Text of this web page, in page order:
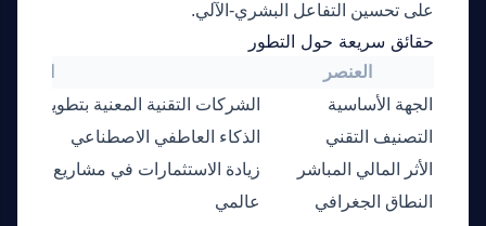
على تحسين التفاعل البشري-الآلي.
حقائق سريعة حول التطور
العنصر
الجهة الأساسية
الشركات التقنية المعنية بتطوير
التصنيف التقني
الذكاء العاطفي الاصطناعي
الأثر المالي المباشر
زيادة الاستثمارات في مشاريع تحسين
النطاق الجغرافي
عالمي